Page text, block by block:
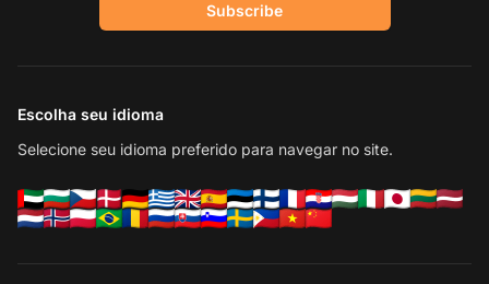
Subscribe
Escolha seu idioma
Selecione seu idioma preferido para navegar no site.